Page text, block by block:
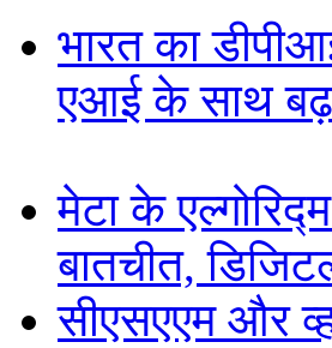
भारत का
एआई के साथ बढ़
मेटा के
बातचीत,
सीएसएएम और